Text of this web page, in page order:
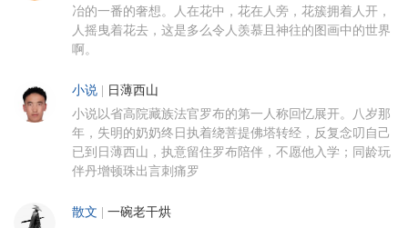
冶的一番的奢想。人在花中，花在人旁，花簇拥着人开，
人摇曳着花去，这是多么令人羡慕且神往的图画中的世界
啊。
小说 日薄西山
小说以省高院藏族法官罗布的第一人称回忆展开。八岁那
年，失明的奶奶终日执着绕菩提佛塔转经，反复念叨自己
已到日薄西山，执意留住罗布陪伴，不愿他入学；同龄玩
伴丹增顿珠出言刺痛罗
散文 一碗老干烘